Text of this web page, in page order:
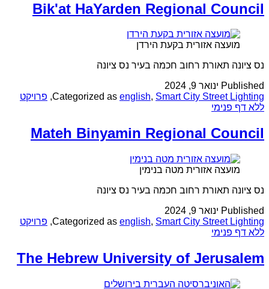
Bik'at HaYarden Regional Council
מועצה אזורית בקעת הירדן
נס ציונה תאורת רחוב חכמה בעיר נס ציונה
Published ינואר 9, 2024
Categorized as english, Smart City Street Lighting
, פרויקט
ללא דף פנימי
Mateh Binyamin Regional Council
מועצה אזורית מטה בנימין
נס ציונה תאורת רחוב חכמה בעיר נס ציונה
Published ינואר 9, 2024
Categorized as english, Smart City Street Lighting
, פרויקט
ללא דף פנימי
The Hebrew University of Jerusalem